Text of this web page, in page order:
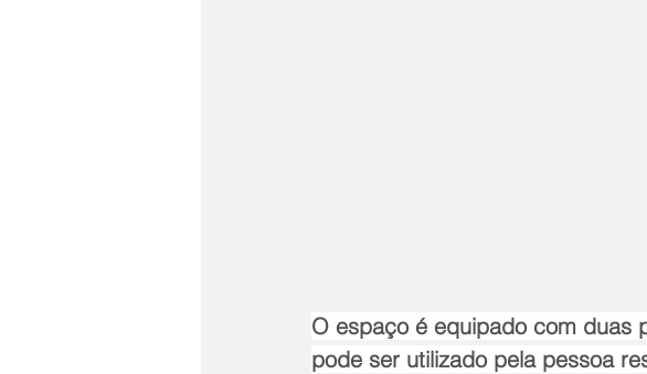
O espaço é equipado com duas
pode ser utilizado pela pessoa